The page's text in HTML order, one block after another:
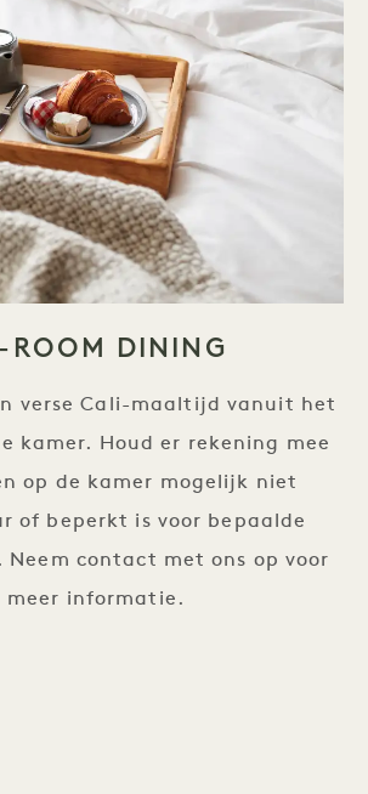
ROOM DINING
verse Cali-maaltijd vanuit het
kamer. Houd er rekening mee
op de kamer mogelijk niet
of beperkt is voor bepaalde
contact met ons op voor
meer informatie.